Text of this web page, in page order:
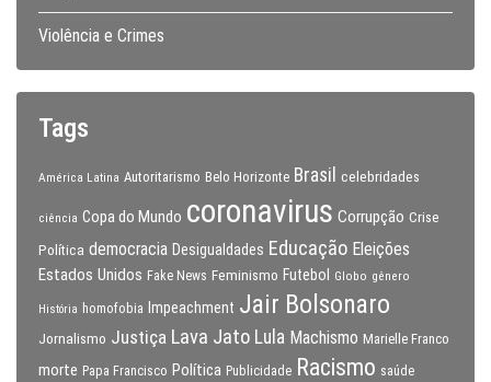
Violência e Crimes
Tags
América Latina Autoritarismo Belo Horizonte Brasil celebridades
ciência Copa do Mundo coronavirus Corrupção Crise
Política democracia Desigualdades Educação Eleições
Estados Unidos Fake News Feminismo Futebol Globo gênero
História homofobia Impeachment Jair Bolsonaro
Jornalismo Justiça Lava Jato Lula Machismo Marielle Franco
morte Papa Francisco Política Publicidade Racismo saúde